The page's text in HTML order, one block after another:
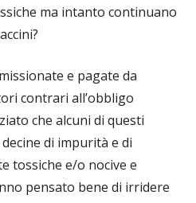
ma intanto continuano
e pagate da
contrari all’obbligo
che alcuni di questi
di impurità e di
tossiche e/o nocive e
pensato bene di irridere